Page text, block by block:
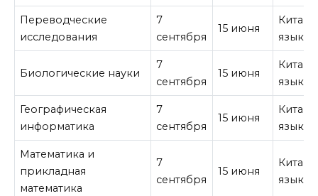
Переводческие
исследования
7
сентября
15 июня
язык
Биологические науки
7
сентября
15 июня
язык
Географическая
информатика
7
сентября
15 июня
язык
Математика и
прикладная
математика
7
сентября
15 июня
язык